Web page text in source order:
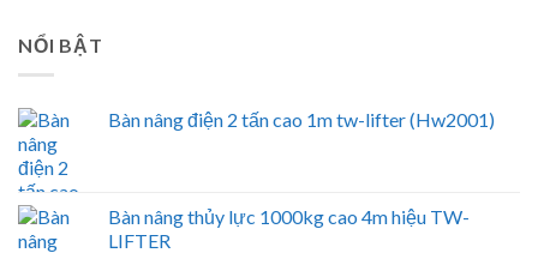
NỔI BẬT
Bàn nâng điện 2 tấn cao 1m tw-lifter (Hw2001)
Bàn nâng thủy lực 1000kg cao 4m hiệu TW-
LIFTER